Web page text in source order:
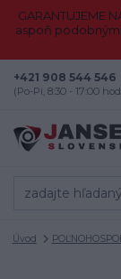
GARANTUJEME
aspoň
+421 908 544 546
(Po-Pi, 8:30 - 17:00
Úvod